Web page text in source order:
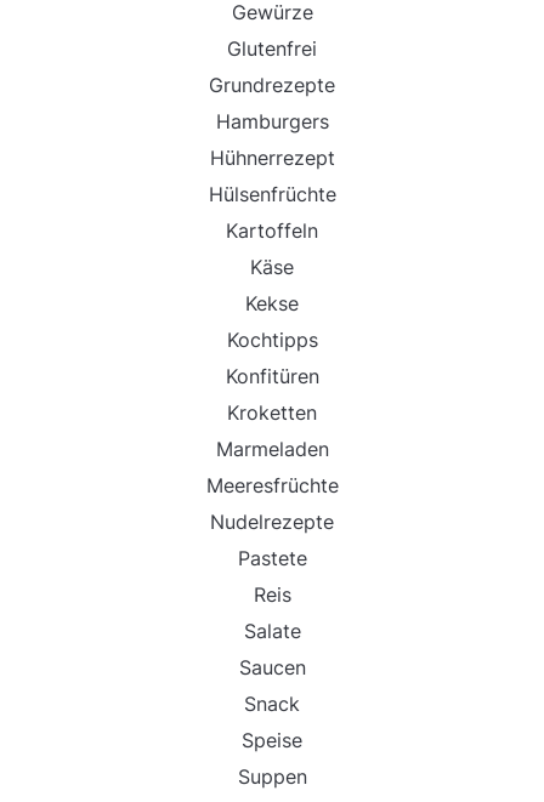
Gewürze
Glutenfrei
Grundrezepte
Hamburgers
Hühnerrezept
Hülsenfrüchte
Kartoffeln
Käse
Kekse
Kochtipps
Konfitüren
Kroketten
Marmeladen
Meeresfrüchte
Nudelrezepte
Pastete
Reis
Salate
Saucen
Snack
Speise
Suppen